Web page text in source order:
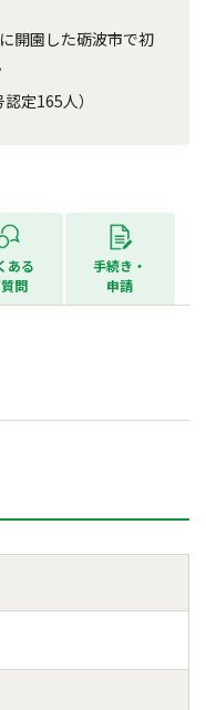
開園した砺波市で初
定165人）
ある
問
手続き・
申請